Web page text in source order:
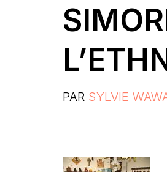
PAR SYLVIE